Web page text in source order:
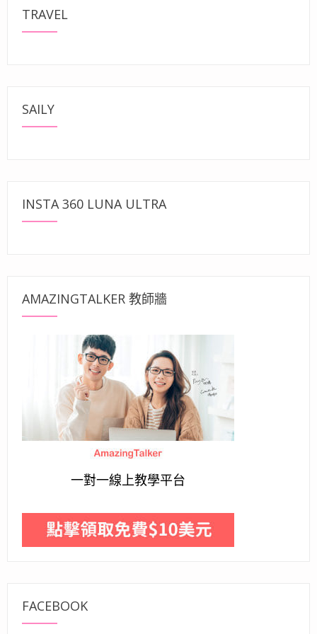
TRAVEL
SAILY
INSTA 360 LUNA ULTRA
AMAZINGTALKER 教師牆
一對一線上教學平台
FACEBOOK